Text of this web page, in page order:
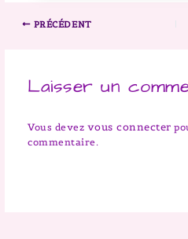
PRÉCÉDENT
Laisser un
Vous devez vous connecter
commentaire.